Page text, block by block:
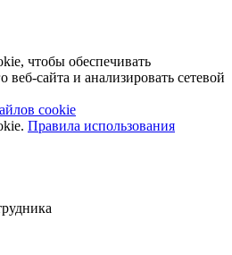
чтобы обеспечивать
сайта и анализировать сетевой
cookie
Правила использования